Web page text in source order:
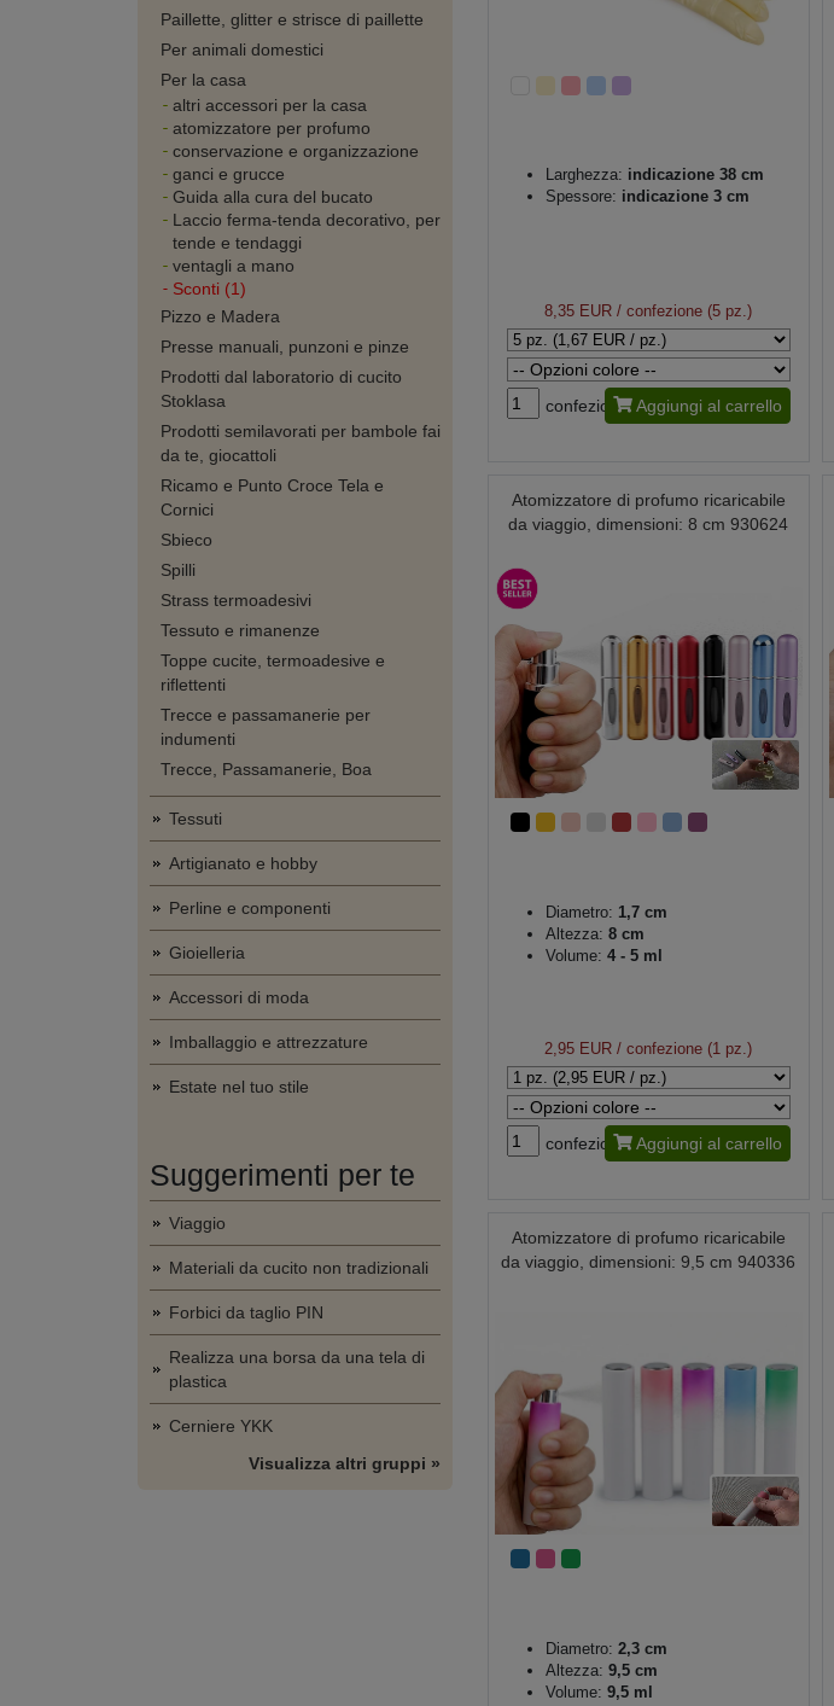
Paillette, glitter e strisce di paillette
Per animali domestici
Per la casa
altri accessori per la casa
atomizzatore per profumo
conservazione e organizzazione
ganci e grucce
Guida alla cura del bucato
Laccio ferma-tenda decorativo, per
tende e tendaggi
ventagli a mano
Sconti (1)
Pizzo e Madera
Presse manuali, punzoni e pinze
Prodotti dal laboratorio di cucito
Stoklasa
Prodotti semilavorati per bambole fai
da te, giocattoli
Ricamo e Punto Croce Tela e
Cornici
Sbieco
Spilli
Strass termoadesivi
Tessuto e rimanenze
Toppe cucite, termoadesive e
riflettenti
Trecce e passamanerie per
indumenti
Trecce, Passamanerie, Boa
Tessuti
Artigianato e hobby
Perline e componenti
Gioielleria
Accessori di moda
Imballaggio e attrezzature
Estate nel tuo stile
Suggerimenti per te
Viaggio
Materiali da cucito non tradizionali
Forbici da taglio PIN
Realizza una borsa da una tela di
plastica
Cerniere YKK
Visualizza altri gruppi »
Larghezza: indicazione 38 cm
Spessore: indicazione 3 cm
8,35 EUR / confezione (5 pz.)
confezione Aggiungi al carrello
Atomizzatore di profumo ricaricabile
da viaggio, dimensioni: 8 cm 930624
Diametro: 1,7 cm
Altezza: 8 cm
Volume: 4 - 5 ml
2,95 EUR / confezione (1 pz.)
confezione Aggiungi al carrello
Atomizzatore di profumo ricaricabile
da viaggio, dimensioni: 9,5 cm 940336
Diametro: 2,3 cm
Altezza: 9,5 cm
Volume: 9,5 ml